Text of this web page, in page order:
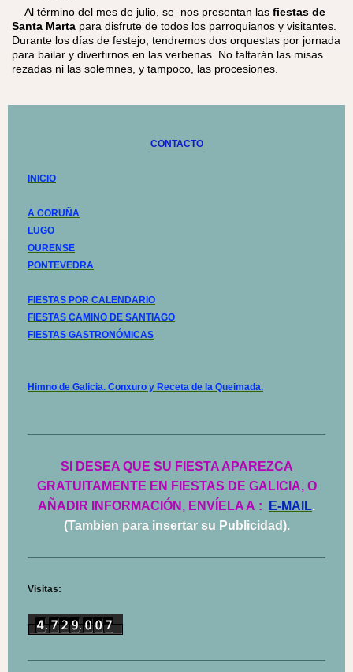
​ Al término del mes de julio, se nos presentan las fiestas de
Santa Marta para disfrute de todos los parroquianos y visitantes.
Durante los días de festejo, tendremos dos orquestas por jornada
para bailar y divertirnos en las verbenas. No faltarán las misas
rezadas ni las solemnes, y tampoco, las procesiones.
CONTACTO
INICIO
A CORUÑA
LUGO
OURENSE
PONTEVEDRA
FIESTAS POR CALENDARIO
FIESTAS CAMINO DE SANTIAGO
FIESTAS GASTRONÓMICAS
Himno de Galicia. Conxuro y Receta de la Queimada.
SI DESEA QUE SU FIESTA APAREZCA
GRATUITAMENTE EN FIESTAS DE GALICIA, O
AÑADIR INFORMACIÓN, ENVÍELA A : E-MAIL.
(Tambien para insertar su Publicidad).
Visitas: